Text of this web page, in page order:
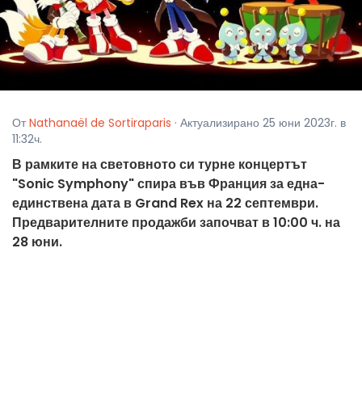
От Nathanaël de Sortiraparis · Актуализирано 25 юни 2023г. в
11:32ч.
В рамките на световното си турне концертът
"Sonic Symphony" спира във Франция за една-
единствена дата в Grand Rex на 22 септември.
Предварителните продажби започват в 10:00 ч. на
28 юни.